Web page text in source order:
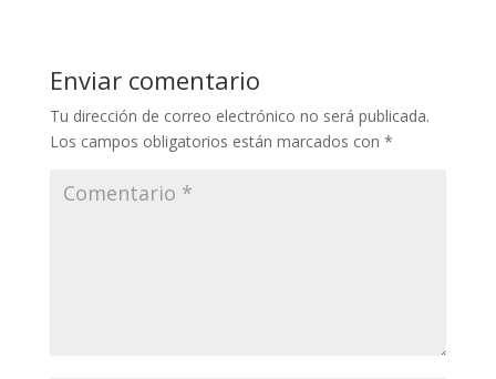
Enviar comentario
Tu dirección de correo electrónico no será publicada.
Los campos obligatorios están marcados con *